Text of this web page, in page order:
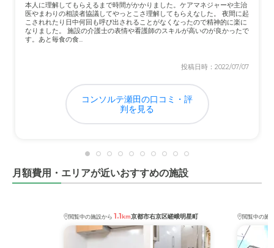
本人に理解してもらえるまで時間がかかりました。ケアマネジャーや主治
医やまわりの相談者協議してやっとこさ理解してもらえなした。 夜間に起
こされれたり日中何回も呼び出されることがなくなったので精神的に楽に
なりました。 施設の介護士の表情や看護師のスキルが高いのが良かったで
す。あと毎食の食...
投稿日時：2022/07/07
コンソルテ瀬田の口コミ・評
判を見る
月額費用・エリアが近いおすすめの施設
閲覧中の施設から 1.1km京都市右京区嵯峨明星町 閲覧中の施